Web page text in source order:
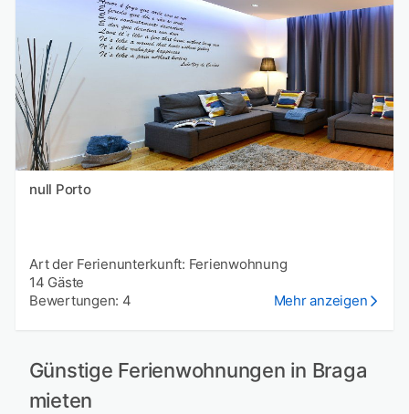
null Porto
Art der Ferienunterkunft: Ferienwohnung
14 Gäste
Bewertungen: 4
Mehr anzeigen
Günstige Ferienwohnungen in Braga
mieten